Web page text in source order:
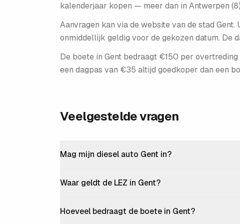
kalenderjaar kopen — meer dan in Antwerpen
Aanvragen kan via de website van de stad
onmiddellijk geldig voor de gekozen datum. De
De boete in Gent bedraagt €150 per
een dagpas van €35 altijd goedkoper dan een
Veelgestelde vragen
Mag mijn diesel auto Gent in?
Waar geldt de LEZ in Gent?
Hoeveel bedraagt de boete in Gent?